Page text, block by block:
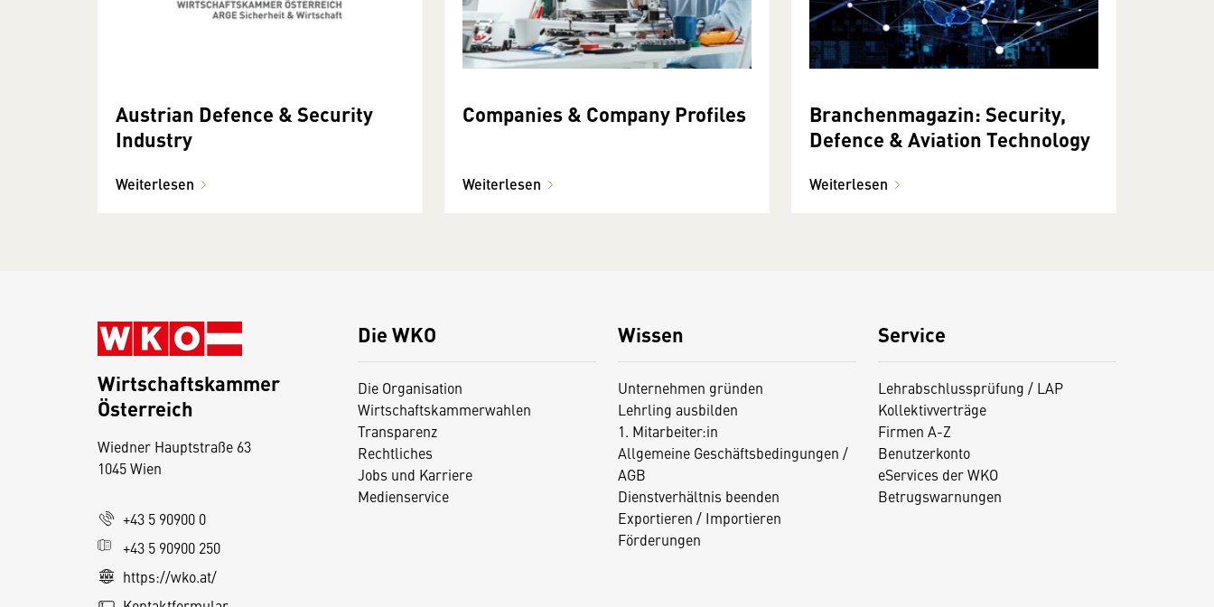
Austrian Defence & Security
Industry
Weiterlesen
Companies & Company Profiles
Weiterlesen
Branchenmagazin: Security,
Defence & Aviation Technology
Weiterlesen
Die WKO
Die Organisation
Wirtschaftskammerwahlen
Transparenz
Rechtliches
Jobs und Karriere
Medienservice
Wissen
Unternehmen gründen
Lehrling ausbilden
1. Mitarbeiter:in
Allgemeine Geschäftsbedingungen /
AGB
Dienstverhältnis beenden
Exportieren / Importieren
Förderungen
Service
Lehrabschlussprüfung / LAP
Kollektivverträge
Firmen A-Z
Benutzerkonto
eServices der WKO
Betrugswarnungen
Wirtschaftskammer
Österreich
Wiedner Hauptstraße 63
1045 Wien
+43 5 90900 0
+43 5 90900 250
https://wko.at/